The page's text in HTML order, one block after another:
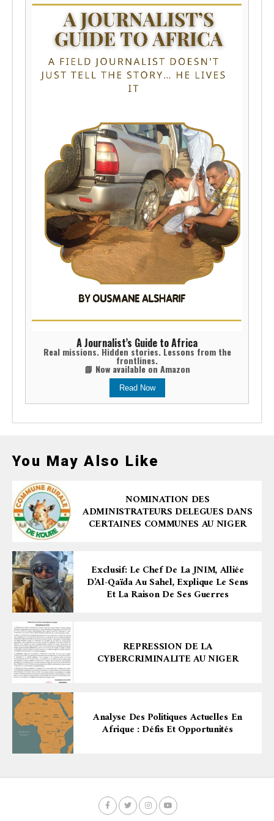
A Journalist’s Guide to Africa
Real missions. Hidden stories. Lessons from the
frontlines.
📘 Now available on Amazon
Read Now
You May Also Like
NOMINATION DES
ADMINISTRATEURS DELEGUES DANS
CERTAINES COMMUNES AU NIGER
Exclusif: Le Chef De La JNIM, Alliée
D’Al-Qaïda Au Sahel, Explique Le Sens
Et La Raison De Ses Guerres
REPRESSION DE LA
CYBERCRIMINALITE AU NIGER
Analyse Des Politiques Actuelles En
Afrique : Défis Et Opportunités